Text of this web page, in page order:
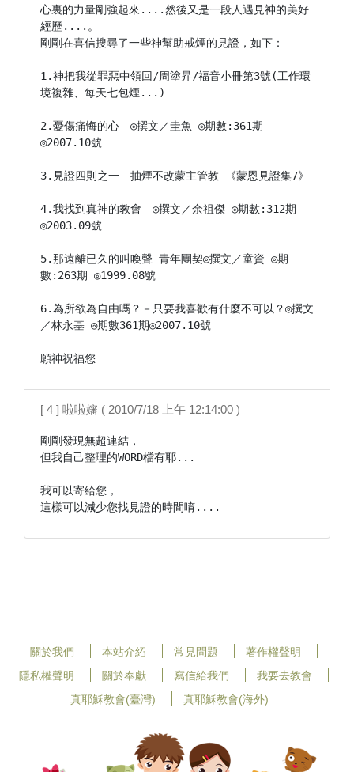
心裏的力量剛強起來....然後又是一段人遇見神的美好
經歷....。
剛剛在喜信搜尋了一些神幫助戒煙的見證，如下：
1.神把我從罪惡中領回/周塗昇/福音小冊第3號(工作環
境複雜、每天七包煙...)
2.憂傷痛悔的心　◎撰文／圭魚 ◎期數:361期
◎2007.10號
3.見證四則之一　抽煙不改蒙主管教 《蒙恩見證集7》
4.我找到真神的教會　◎撰文／余祖傑 ◎期數:312期
◎2003.09號
5.那遠離已久的叫喚聲 青年團契◎撰文／童資 ◎期
數:263期 ◎1999.08號
6.為所欲為自由嗎？－只要我喜歡有什麼不可以？◎撰文
／林永基 ◎期數361期◎2007.10號
願神祝福您
[ 4 ] 啦啦嬸 ( 2010/7/18 上午 12:14:00 )
剛剛發現無超連結，
但我自己整理的WORD檔有耶...
我可以寄給您，
這樣可以減少您找見證的時間唷....
關於我們 本站介紹 常見問題
著作權聲明
隱私權聲明
關於奉獻 寫信給我們
我要去教會
真耶穌教會(臺灣)
真耶穌教會(海外)